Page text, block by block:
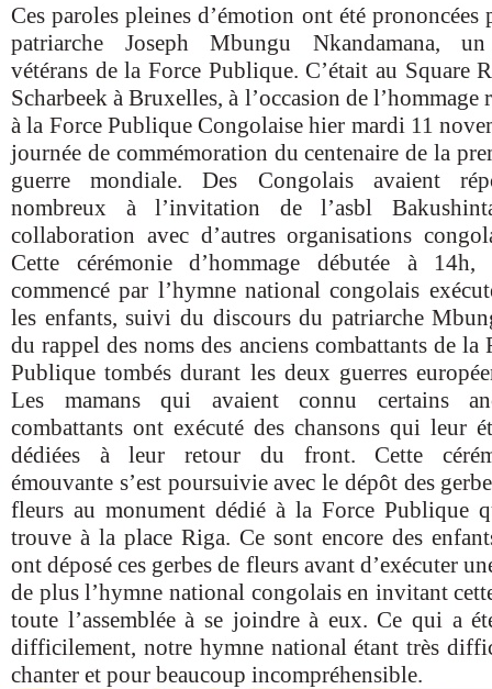
Ces paroles pleines d’émotion ont été prononcées
patriarche Joseph Mbungu Nkandamana,
vétérans de la Force Publique. C’était au Square
Scharbeek à Bruxelles, à l’occasion de l’hommage
à la Force Publique Congolaise hier mardi 11
journée de commémoration du centenaire de la
guerre mondiale. Des Congolais avaient
nombreux à l’invitation de l’asbl
collaboration avec d’autres organisations
Cette cérémonie d’hommage débutée à 14h,
commencé par l’hymne national congolais
les enfants, suivi du discours du patriarche
du rappel des noms des anciens combattants de la
Publique tombés durant les deux guerres
Les mamans qui avaient connu certains
combattants ont exécuté des chansons qui leur
dédiées à leur retour du front. Cette
émouvante s’est poursuivie avec le dépôt des
fleurs au monument dédié à la Force Publique
trouve à la place Riga. Ce sont encore des
ont déposé ces gerbes de fleurs avant d’exécuter
de plus l’hymne national congolais en invitant
toute l’assemblée à se joindre à eux. Ce qui a
difficilement, notre hymne national étant très
chanter et pour beaucoup incompréhensible.